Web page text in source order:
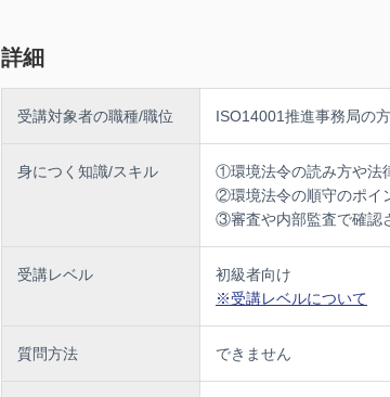
コンテンツ内容についてのお問い合わせは、
（一社）日本能率協会ISO研修事業部 お問合せフォーム
年間1300回以上の開催実績 リアルの場で学ぶ公開セミナ
詳細
受講対象者の職種/職位 ISO14001推進事務局の方
身につく知識/スキル
①環境法令の読み方や法
②環境法令の順守のポイ
③審査や内部監査で確認
受講レベル
初級者向け
※受講レベルについて
質問方法 できません